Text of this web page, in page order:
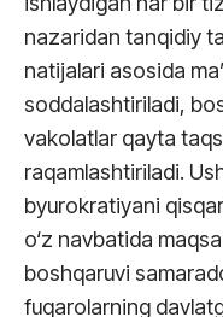
nazaridan tanqidiy
natijalari asosida
soddalashtiriladi,
vakolatlar qayta
raqamlashtiriladi.
byurokratiyani
o‘z navbatida
boshqaruvi
fuqarolarning